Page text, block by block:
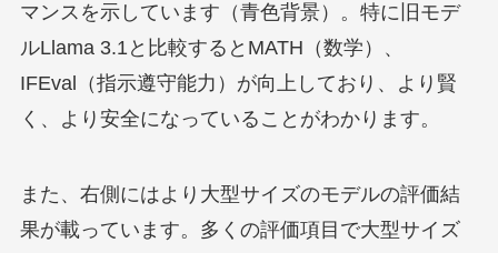
マンスを示しています（青色背景）。特に旧モデ
ルLlama 3.1と比較するとMATH（数学）、
IFEval（指示遵守能力）が向上しており、より賢
く、より安全になっていることがわかります。
また、右側にはより大型サイズのモデルの評価結
果が載っています。多くの評価項目で大型サイズ